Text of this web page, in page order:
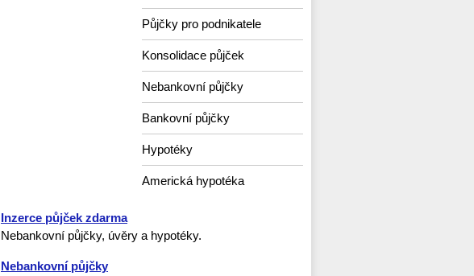
Půjčky pro podnikatele
Konsolidace půjček
Nebankovní půjčky
Bankovní půjčky
Hypotéky
Americká hypotéka
Inzerce půjček zdarma
Nebankovní půjčky, úvěry a hypotéky.
Nebankovní půjčky